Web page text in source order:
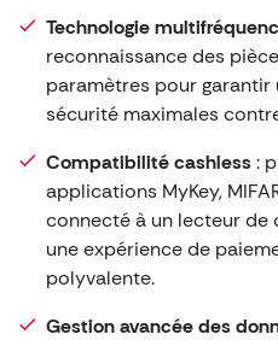
Technologie
reconnaissance des
paramètres pour garantir
sécurité maximales
Compatibilité cashless :
applications MyKey,
connecté à un lecteur
une expérience de
polyvalente.
Gestion avancée des